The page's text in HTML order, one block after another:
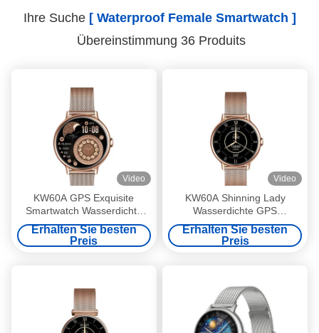
Ihre Suche [ Waterproof Female Smartwatch ]
Übereinstimmung 36 Produits
Video
KW60A GPS Exquisite
Smartwatch Wasserdichte
weibliche Smartwatch 1,2
Zoll
Erhalten Sie besten
Preis
Video
KW60A Shinning Lady
Wasserdichte GPS
Smartwatch 1,2 Zoll Display
Smartwatch AMOLED
Erhalten Sie besten
Preis